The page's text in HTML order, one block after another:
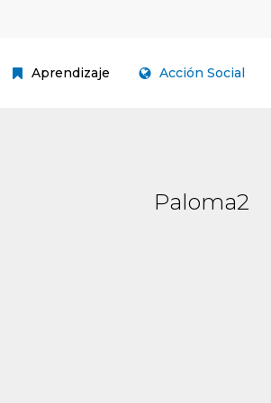
Aprendizaje Acción Social
Paloma2